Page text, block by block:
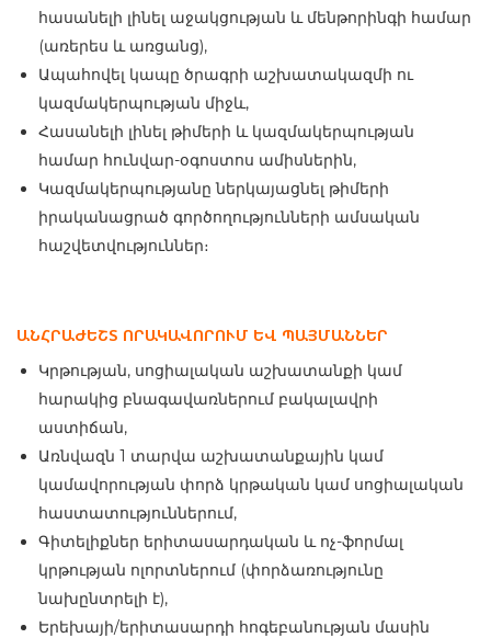
հասանելի լինել աջակցության և մենթորինգի համար
(առերես և առցանց),
Ապահովել կապը ծրագրի աշխատակազմի ու
կազմակերպության միջև,
Հասանելի լինել թիմերի և կազմակերպության
համար հունվար-օգոստոս ամիսներին,
Կազմակերպությանը ներկայացնել թիմերի
իրականացրած գործողությունների ամսական
հաշվետվություններ։
ԱՆՀՐԱԺԵՇՏ ՈՐԱԿԱՎՈՐՈՒՄ ԵՎ ՊԱՅՄԱՆՆԵՐ
Կրթության, սոցիալական աշխատանքի կամ
հարակից բնագավառներում բակալավրի
աստիճան,
Առնվազն 1 տարվա աշխատանքային կամ
կամավորության փորձ կրթական կամ սոցիալական
հաստատություններում,
Գիտելիքներ երիտասարդական և ոչ-ֆորմալ
կրթության ոլորտներում (փորձառությունը
նախընտրելի է),
Երեխայի/երիտասարդի հոգեբանության մասին